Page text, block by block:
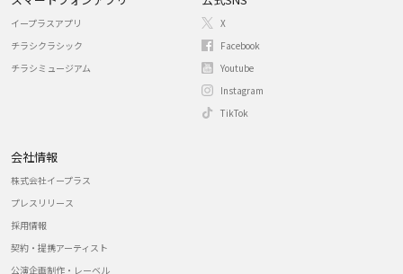
イープラスアプリ
チラシクラシック
チラシミュージアム
X
Facebook
Youtube
Instagram
TikTok
会社情報
株式会社イープラス
プレスリリース
採用情報
契約・提携アーティスト
公演企画制作・レーベル